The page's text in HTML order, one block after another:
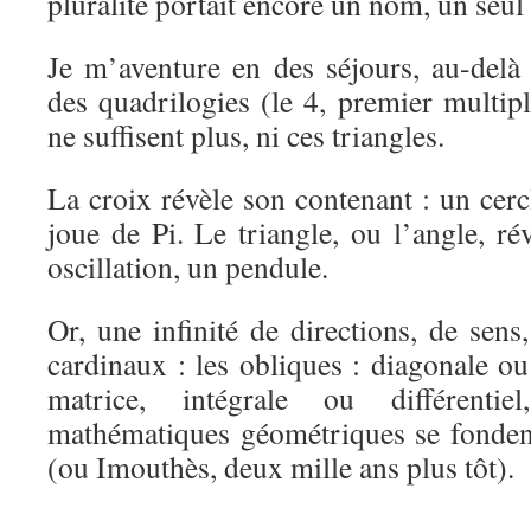
Je m’aventure en des séjours, au-
des quadrilogies (le 4, premier
ne suffisent plus, ni ces triangles.
La croix révèle son contenant : un
joue de Pi. Le triangle, ou l’angle,
oscillation, un pendule.
Or, une infinité de directions, de
cardinaux : les obliques : diagonale
matrice, intégrale ou
mathématiques géométriques se
(ou Imouthès, deux mille ans plus tôt).